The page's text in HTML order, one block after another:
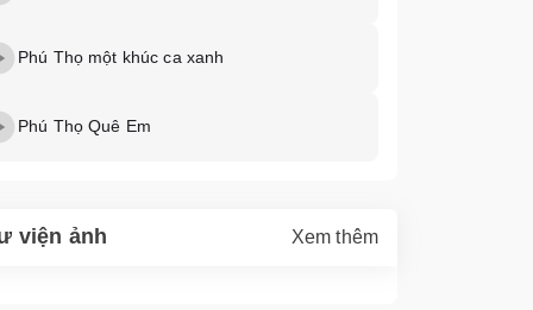
Phú Thọ một khúc ca xanh
Phú Thọ Quê Em
viện ảnh Xem thêm